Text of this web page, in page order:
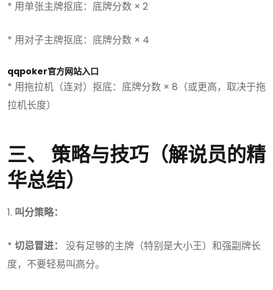
* 用单张主牌抠底：底牌分数 × 2
* 用对子主牌抠底：底牌分数 × 4
qqpoker官方网站入口
* 用拖拉机（连对）抠底：底牌分数 × 8（或更高，取决于拖
拉机长度）
三、 策略与技巧（解说员的精
华总结）
1. 叫分策略：
* 切忌冒进：
没有足够的主牌（特别是大小王）和强副牌长
度，不要轻易叫高分。